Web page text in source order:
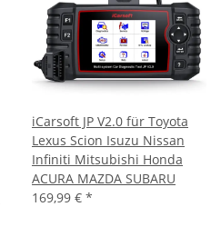
iCarsoft JP V2.0 für Toyota
Lexus Scion Isuzu Nissan
Infiniti Mitsubishi Honda
ACURA MAZDA SUBARU
169,99 € *